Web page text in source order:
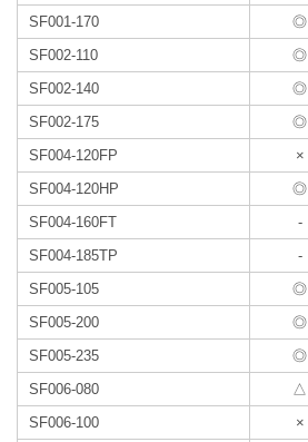
SF001-170
◎
SF002-110
◎
SF002-140
◎
SF002-175
◎
SF004-120FP
×
SF004-120HP
◎
SF004-160FT
-
SF004-185TP
-
SF005-105
◎
SF005-200
◎
SF005-235
◎
SF006-080
△
SF006-100
×